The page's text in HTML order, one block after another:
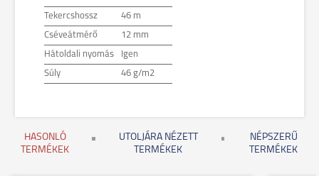
Tekercshossz 46 m
Cséveátmérő 12 mm
Hátoldali nyomás Igen
Súly 46 g/m2
HASONLÓ
TERMÉKEK
UTOLJÁRA NÉZETT
TERMÉKEK
NÉPSZERŰ
TERMÉKEK